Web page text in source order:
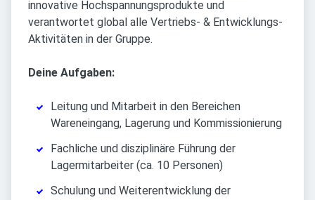
innovative Hochspannungsprodukte und
verantwortet global alle Vertriebs- & Entwicklungs-
Aktivitäten in der Gruppe.
Deine Aufgaben:
Leitung und Mitarbeit in den Bereichen
Wareneingang, Lagerung und Kommissionierung
Fachliche und disziplinäre Führung der
Lagermitarbeiter (ca. 10 Personen)
Schulung und Weiterentwicklung der